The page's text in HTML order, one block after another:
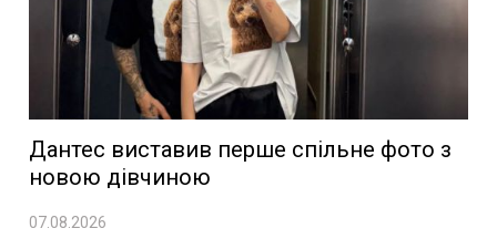
Дантес виставив перше спільне фото з
новою дівчиною
07.08.2026